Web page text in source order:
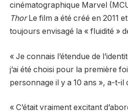
cinématographique Marvel
ThorLe film a été créé en 2011
toujours envisagé la « fluidité »
« Je connais l’étendue de
j’ai été choisi pour la première
personnage il y a 10 ans », a-t-il
« C’était vraiment excitant